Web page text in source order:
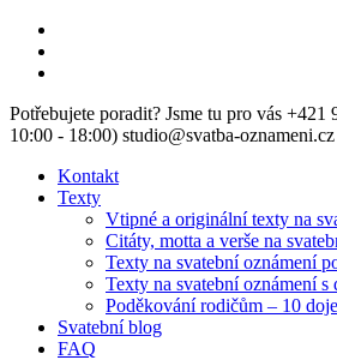
Skip
main
Potřebujete poradit? Jsme tu pro vás +421
10:00 - 18:00) studio@svatba-oznameni.cz
Kontakt
Texty
Vtipné a originální texty na
Citáty, motta a verše na
Texty na svatební oznámení
Texty na svatební oznámení s
Poděkování rodičům – 10
Svatební blog
FAQ